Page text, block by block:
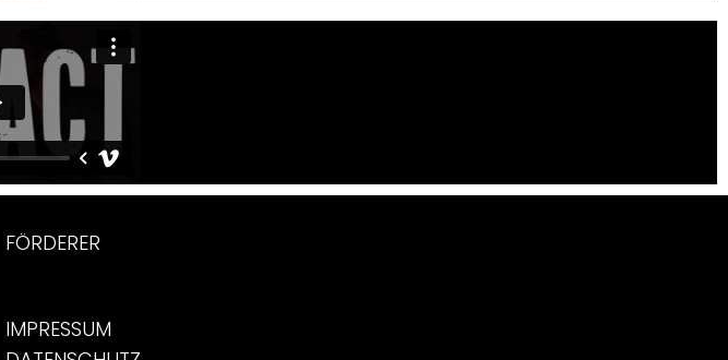
FÖRDERER
IMPRESSUM